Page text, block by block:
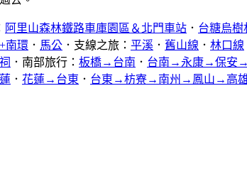
阿里山森林鐵路車庫園區＆北門車站 ． 台糖烏樹
南環 ． 馬公 ．支線之旅： 平溪 ． 舊山線 ． 林口線
．南部旅行： 板橋→台南 ． 台南→永康→保安
． 花蓮→台東 ． 台東→枋寮→南州→鳳山→高